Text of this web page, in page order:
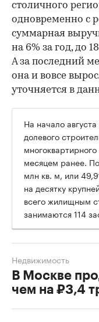
столичного
одновременно с
суммарная
на 6% за год, до
А за последний
она и вовсе
уточняется в
На начало
долевого
месяцем ранее.
млн кв. м, или
на десятку
всего жилищным
занимаются 114
В Москве
чем на ₽3,4
Недвижимость